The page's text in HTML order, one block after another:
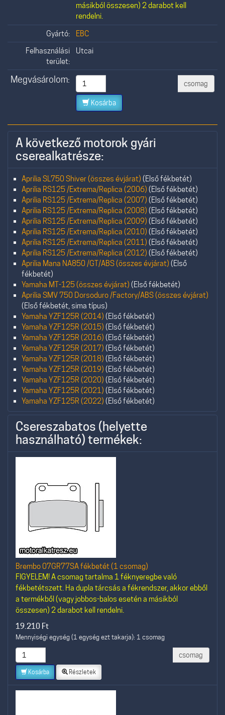
másikból összesen) 2 darabot kell
rendelni.
Gyártó:
EBC
Felhasználási
terület:
Utcai
Megvásárolom: csomag
Kosárba
A következő motorok gyári
cserealkatrésze:
Aprilia SL750 Shiver (összes évjárat) (Első fékbetét)
Aprilia RS125 /Extrema/Replica (2006) (Első fékbetét)
Aprilia RS125 /Extrema/Replica (2007) (Első fékbetét)
Aprilia RS125 /Extrema/Replica (2008) (Első fékbetét)
Aprilia RS125 /Extrema/Replica (2009) (Első fékbetét)
Aprilia RS125 /Extrema/Replica (2010) (Első fékbetét)
Aprilia RS125 /Extrema/Replica (2011) (Első fékbetét)
Aprilia RS125 /Extrema/Replica (2012) (Első fékbetét)
Aprilia Mana NA850 /GT/ABS (összes évjárat) (Első
fékbetét)
Yamaha MT-125 (összes évjárat) (Első fékbetét)
Aprilia SMV 750 Dorsoduro /Factory/ABS (összes évjárat)
(Első fékbetét, sima típus)
Yamaha YZF125R (2014) (Első fékbetét)
Yamaha YZF125R (2015) (Első fékbetét)
Yamaha YZF125R (2016) (Első fékbetét)
Yamaha YZF125R (2017) (Első fékbetét)
Yamaha YZF125R (2018) (Első fékbetét)
Yamaha YZF125R (2019) (Első fékbetét)
Yamaha YZF125R (2020) (Első fékbetét)
Yamaha YZF125R (2021) (Első fékbetét)
Yamaha YZF125R (2022) (Első fékbetét)
Csereszabatos (helyette
használható) termékek:
Brembo 07GR77SA fékbetét (1 csomag)
FIGYELEM! A csomag tartalma 1 féknyeregbe való
fékbetétszett. Ha dupla tárcsás a fékrendszer, akkor ebből
a termékből (vagy jobbos-balos esetén a másikból
összesen) 2 darabot kell rendelni.
19.210 Ft
Mennyiségi egység (1 egység ezt takarja): 1 csomag
csomag
Kosárba Részletek